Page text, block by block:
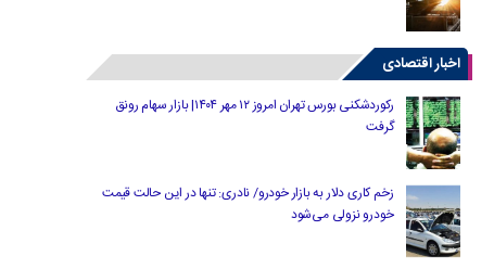
اخبار اقتصادی
رکوردشکنی بورس تهران امروز ۱۲ مهر ۱۴۰۴| بازار سهام رونق
گرفت
زخم کاری دلار به بازار خودرو/ نادری: تنها در این حالت قیمت
خودرو نزولی می‌شود